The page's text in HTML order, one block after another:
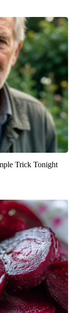
Trick Tonight